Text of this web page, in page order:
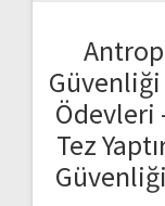
Güvenliği
Ödevleri
Tez